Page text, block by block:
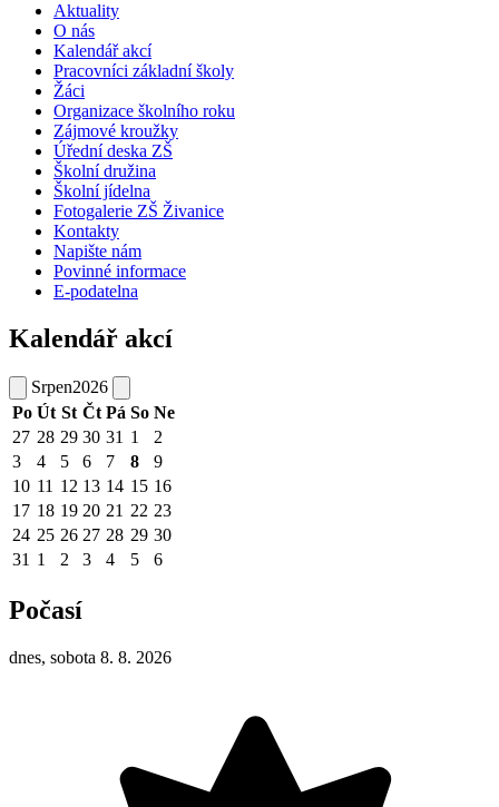
Aktuality
O nás
Kalendář akcí
Pracovníci základní školy
Žáci
Organizace školního roku
Zájmové kroužky
Úřední deska ZŠ
Školní družina
Školní jídelna
Fotogalerie ZŠ Živanice
Kontakty
Napište nám
Povinné informace
E-podatelna
Kalendář akcí
Srpen2026
Po Út St Čt Pá So Ne
27 28 29 30 31 1
2
3
4 5 6 7 8
9
10 11 12 13 14 15 16
17 18 19 20 21 22 23
24 25 26 27 28 29 30
31 1 2 3 4 5 6
Počasí
dnes, sobota 8. 8. 2026